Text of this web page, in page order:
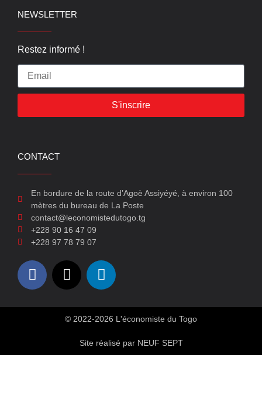
NEWSLETTER
Restez informé !
S'inscrire
CONTACT
En bordure de la route d’Agoè Assiyéyé, à environ 100
mètres du bureau de La Poste
contact@leconomistedutogo.tg
+228 90 16 47 09
+228 97 78 79 07
© 2022-2026 L'économiste du Togo
Site réalisé par NEUF SEPT